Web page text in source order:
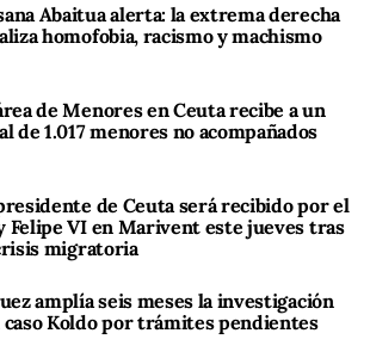
Abaitua alerta: la extrema derecha
homofobia, racismo y machismo
de Menores en Ceuta recibe a un
de 1.017 menores no acompañados
de Ceuta será recibido por el
Felipe VI en Marivent este jueves tras
migratoria
amplía seis meses la investigación
caso Koldo por trámites pendientes